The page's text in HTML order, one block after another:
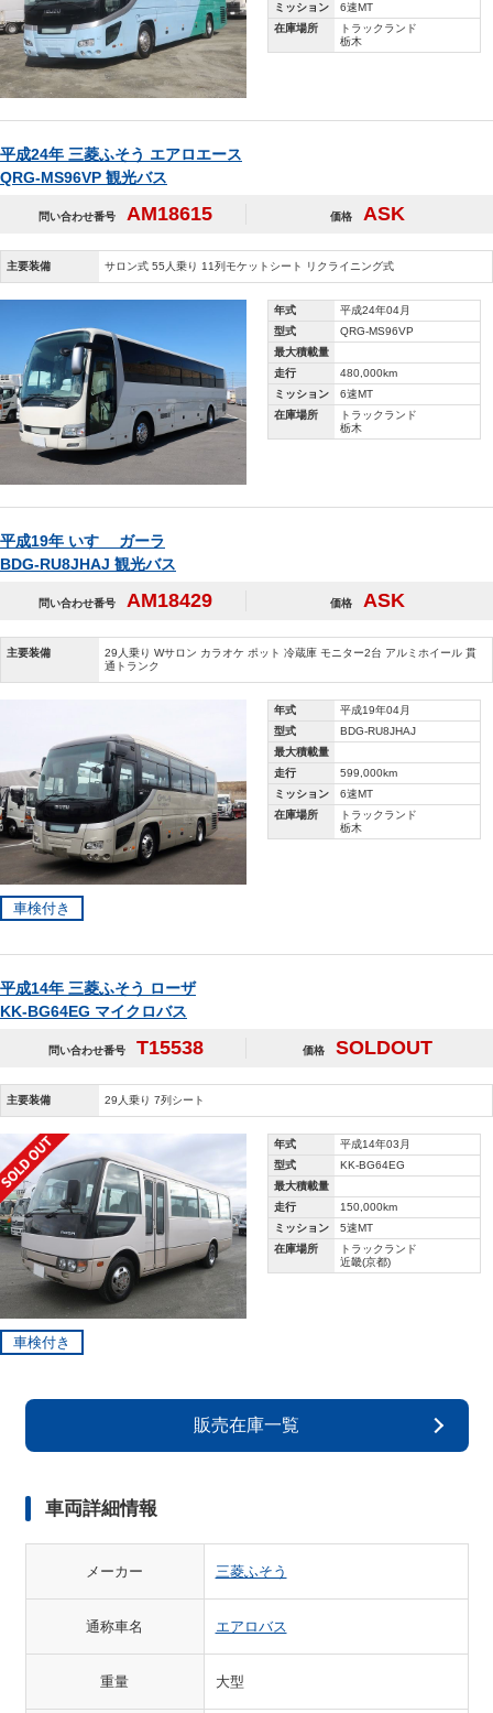
ミッション
6速MT
在庫場所
トラックランド
栃木
平成24年 三菱ふそう エアロエース
QRG-MS96VP 観光バス
問い合わせ番号 AM18615 価格 ASK
主要装備 サロン式 55人乗り 11列モケットシート リクライニング式
年式
平成24年04月
型式
QRG-MS96VP
最大積載量
走行
480,000km
ミッション
6速MT
在庫場所
トラックランド
栃木
平成19年 いすゞ ガーラ
BDG-RU8JHAJ 観光バス
問い合わせ番号 AM18429 価格 ASK
主要装備
29人乗り Wサロン カラオケ ポット 冷蔵庫 モニター2台 アルミホイール 貫
通トランク
年式
平成19年04月
型式
BDG-RU8JHAJ
最大積載量
走行
599,000km
ミッション
6速MT
在庫場所
トラックランド
栃木
車検付き
平成14年 三菱ふそう ローザ
KK-BG64EG マイクロバス
問い合わせ番号 T15538 価格 SOLDOUT
主要装備 29人乗り 7列シート
年式
平成14年03月
型式
KK-BG64EG
最大積載量
走行
150,000km
ミッション
5速MT
在庫場所
トラックランド
近畿(京都)
車検付き
販売在庫一覧
車両詳細情報
メーカー 三菱ふそう
通称車名 エアロバス
重量 大型